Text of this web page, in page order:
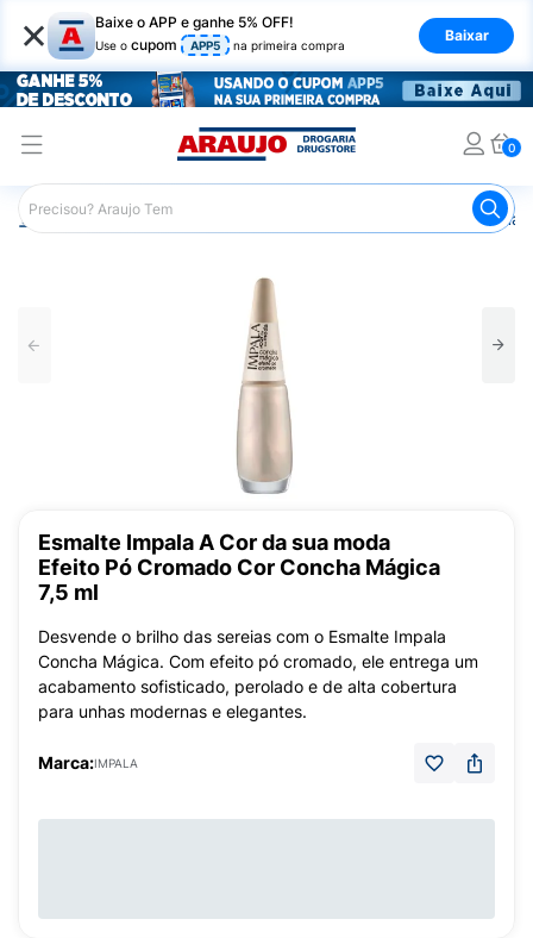
× Baixe o APP e ganhe 5% OFF!
Use o cupom APP5 na primeira compra
Baixar
0
Araujo Beleza e Cuidados
Esmalte Impala A Cor da sua moda
Efeito Pó Cromado Cor Concha Mágica
7,5 ml
Desvende o brilho das sereias com o Esmalte Impala
Concha Mágica. Com efeito pó cromado, ele entrega um
acabamento sofisticado, perolado e de alta cobertura
para unhas modernas e elegantes.
Marca:IMPALA